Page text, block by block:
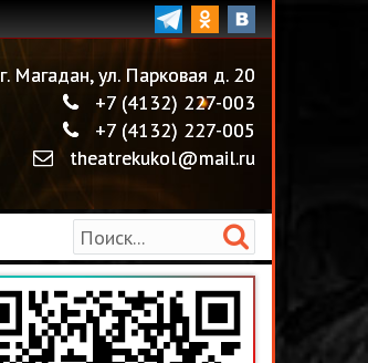
г. Магадан,ул. Парковая д. 20
+7 (4132) 227-003
+7 (4132) 227-005
theatrekukol@mail.ru